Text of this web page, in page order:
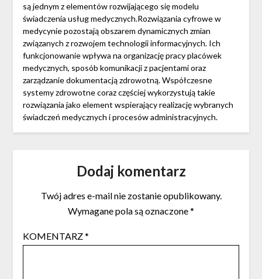
są jednym z elementów rozwijającego się modelu
świadczenia usług medycznych.Rozwiązania cyfrowe w
medycynie pozostają obszarem dynamicznych zmian
związanych z rozwojem technologii informacyjnych. Ich
funkcjonowanie wpływa na organizację pracy placówek
medycznych, sposób komunikacji z pacjentami oraz
zarządzanie dokumentacją zdrowotną. Współczesne
systemy zdrowotne coraz częściej wykorzystują takie
rozwiązania jako element wspierający realizację wybranych
świadczeń medycznych i procesów administracyjnych.
Dodaj komentarz
Twój adres e-mail nie zostanie opublikowany.
Wymagane pola są oznaczone*
KOMENTARZ*